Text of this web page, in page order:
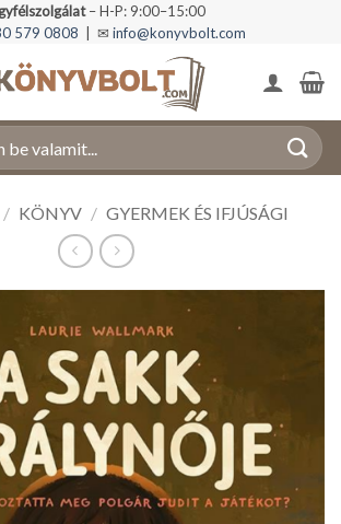
– H-P: 9:00–15:00
579 0808 | ✉ info@konyvbolt.com
/ KÖNYV / GYERMEK ÉS IFJÚSÁGI